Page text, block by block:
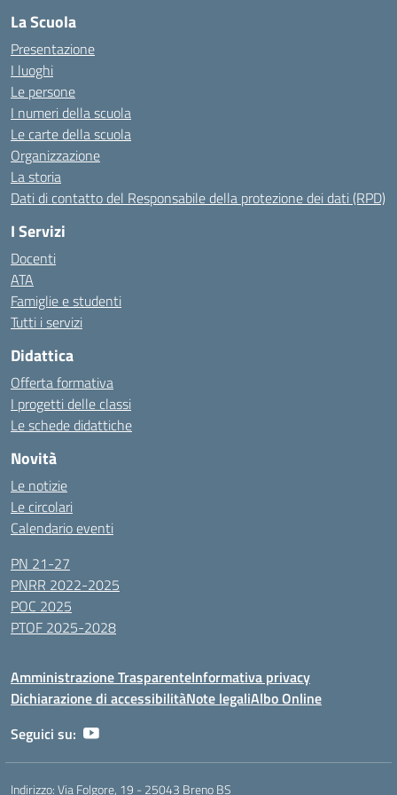
La Scuola
Presentazione
I luoghi
Le persone
I numeri della scuola
Le carte della scuola
Organizzazione
La storia
Dati di contatto del Responsabile della protezione dei dati (RPD)
I Servizi
Docenti
ATA
Famiglie e studenti
Tutti i servizi
Didattica
Offerta formativa
I progetti delle classi
Le schede didattiche
Novità
Le notizie
Le circolari
Calendario eventi
PN 21-27
PNRR 2022-2025
POC 2025
PTOF 2025-2028
Amministrazione TrasparenteInformativa privacy
Dichiarazione di accessibilitàNote legaliAlbo Online
Seguici su:
Indirizzo:Via Folgore, 19 - 25043 Breno BS